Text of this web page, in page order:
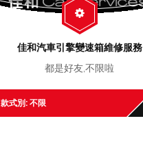
佳和汽車引擎變速箱維修服務
都是好友,不限啦
款式別: 不限